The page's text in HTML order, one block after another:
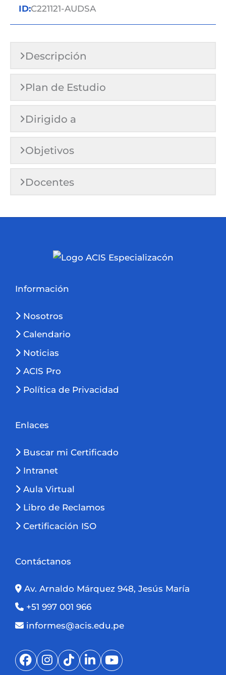
ID:C221121-AUDSA
Descripción
Plan de Estudio
Dirigido a
Objetivos
Docentes
Información
Nosotros
Calendario
Noticias
ACIS Pro
Política de Privacidad
Enlaces
Buscar mi Certificado
Intranet
Aula Virtual
Libro de Reclamos
Certificación ISO
Contáctanos
Av. Arnaldo Márquez 948, Jesús María
+51 997 001 966
informes@acis.edu.pe